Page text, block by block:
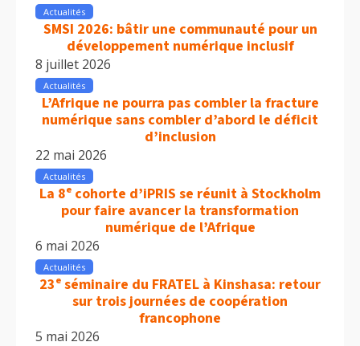
Actualités
SMSI 2026: bâtir une communauté pour un
développement numérique inclusif
8 juillet 2026
Actualités
L’Afrique ne pourra pas combler la fracture
numérique sans combler d’abord le déficit
d’inclusion
22 mai 2026
Actualités
La 8ᵉ cohorte d’iPRIS se réunit à Stockholm
pour faire avancer la transformation
numérique de l’Afrique
6 mai 2026
Actualités
23ᵉ séminaire du FRATEL à Kinshasa: retour
sur trois journées de coopération
francophone
5 mai 2026